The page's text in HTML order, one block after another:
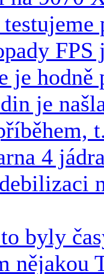
FPS
je hodně
je
4
byly
nějakou